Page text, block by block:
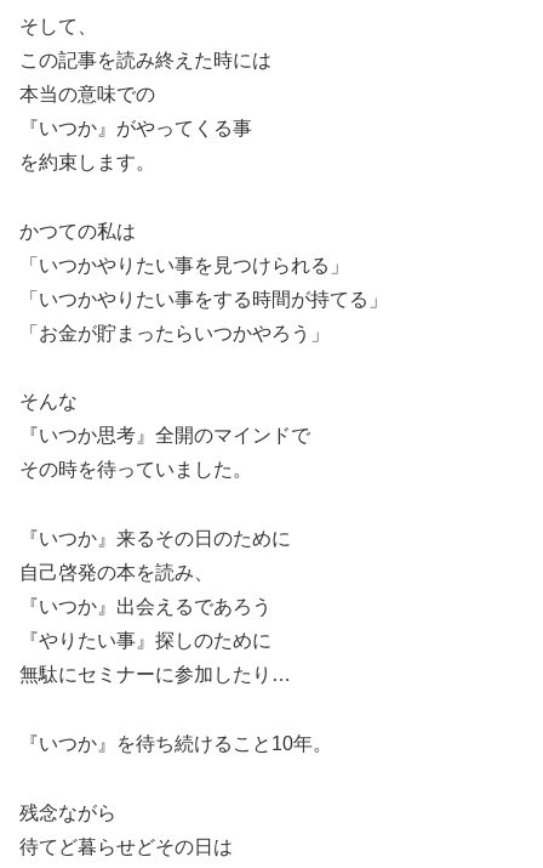
そして、
この記事を読み終えた時には
本当の意味での
『いつか』がやってくる事
を約束します。
かつての私は
「いつかやりたい事を見つけられる」
「いつかやりたい事をする時間が持てる」
「お金が貯まったらいつかやろう」
そんな
『いつか思考』全開のマインドで
その時を待っていました。
『いつか』来るその日のために
自己啓発の本を読み、
『いつか』出会えるであろう
『やりたい事』探しのために
無駄にセミナーに参加したり…
『いつか』を待ち続けること10年。
残念ながら
待てど暮らせどその日は